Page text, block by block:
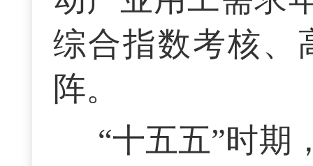
综合指数考核、
阵。
“十五五”时期